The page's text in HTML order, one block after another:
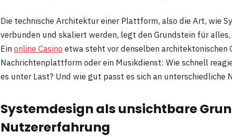
Die technische Architektur einer Plattform, also die Art, wie
verbunden und skaliert werden, legt den Grundstein für
Einonline Casino etwa steht vor denselben architektonischen
Nachrichtenplattform oder ein Musikdienst: Wie schnell
es unter Last? Und wie gut passt es sich an unterschiedliche
Systemdesign als unsichtbare
Nutzererfahrung